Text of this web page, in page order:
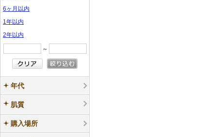
6ヶ月以内
1年以内
2年以内
～
年代
肌質
購入場所